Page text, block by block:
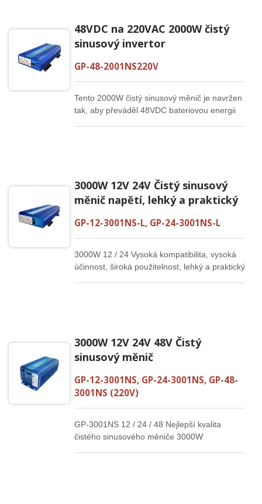
48VDC na 220VAC 2000W čistý
sinusový invertor
GP-48-2001NS220V
Tento 2000W čistý sinusový měnič je navržen
tak, aby převáděl 48VDC bateriovou energii
systému je tento měnič vhodný pro aplikace,
které vyžadují stabilní napájení pro citlivá
elektronická zařízení, řídicí systémy,
komunikační zařízení, monitorovací systémy
bezpečnější provoz proti přetížení, zkratu,
přehřátí, nízkému napětí a přepětí.
3000W 12V 24V Čistý sinusový
měnič napětí, lehký a praktický
GP-12-3001NS-L, GP-24-3001NS-L
3000W 12 / 24 Vysoká kompatibilita, vysoká
účinnost, široká použitelnost, lehký a praktický
3000W 12V 24V 48V Čistý
sinusový měnič
GP-12-3001NS, GP-24-3001NS, GP-48-
3001NS (220V)
GP-3001NS 12 / 24 / 48 Nejlepší kvalita
čistého sinusového měniče 3000W